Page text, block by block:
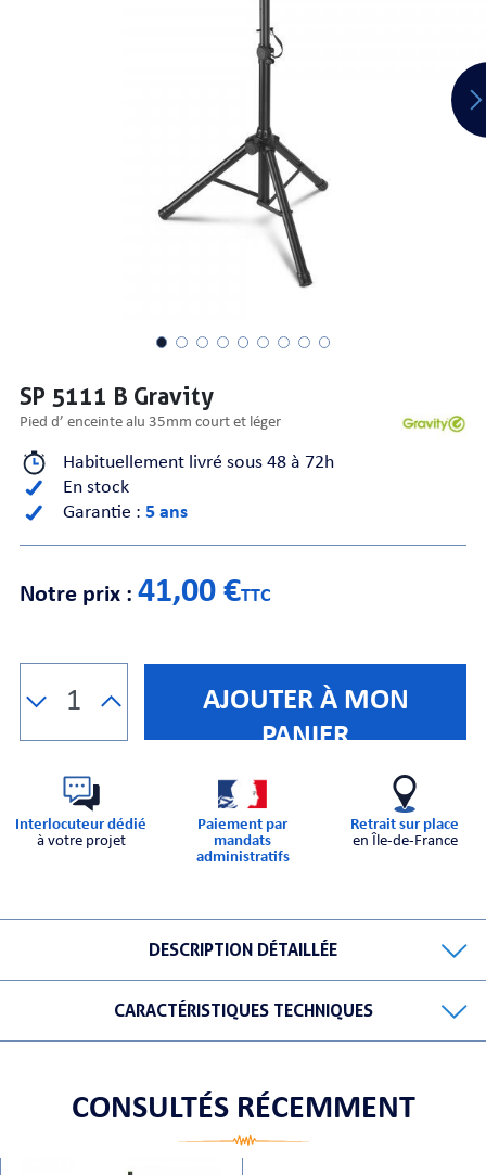
AUDIO
SP 5111 B Gravity
pied d’ enceinte alu 35mm court et léger
Habituellement livré sous 48 à 72h
En stock
Garantie : 5 ans
Notre prix : 41,00 €TTC
AJOUTER À MON
PANIER
Interlocuteur dédié
à votre projet
Paiement par
mandats
administratifs
Retrait sur place
en Île-de-France
DESCRIPTION DÉTAILLÉE
CARACTÉRISTIQUES TECHNIQUES
CONSULTÉS RÉCEMMENT